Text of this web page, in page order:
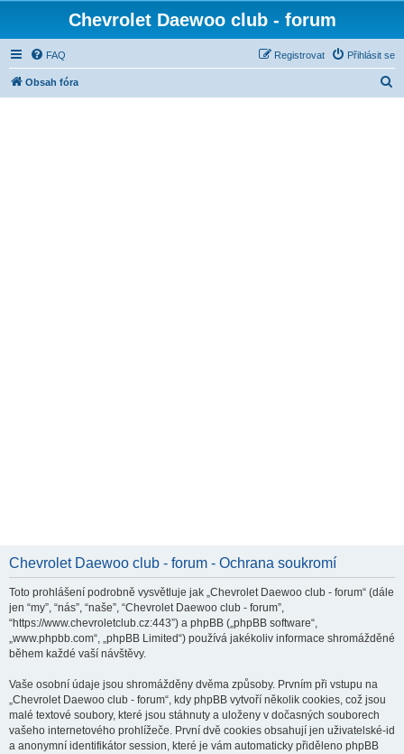
Chevrolet Daewoo club - forum
FAQ Přihlásit se
Registrovat
Obsah fóra
Chevrolet Daewoo club - forum - Ochrana soukromí
Toto prohlášení podrobně vysvětluje jak „Chevrolet Daewoo club - forum“ (dále
jen “my”, “nás”, “naše”, “Chevrolet Daewoo club - forum”,
“https://www.chevroletclub.cz:443”) a phpBB („phpBB software“,
„www.phpbb.com“, „phpBB Limited“) používá jakékoliv informace shromážděné
během každé vaší návštěvy.
Vaše osobní údaje jsou shromážděny dvěma způsoby. Prvním při vstupu na
„Chevrolet Daewoo club - forum“, kdy phpBB vytvoří několik cookies, což jsou
malé textové soubory, které jsou stáhnuty a uloženy v dočasných souborech
vašeho internetového prohlížeče. První dvě cookies obsahují jen uživatelské-id
a anonymní identifikátor session, které je vám automaticky přiděleno phpBB